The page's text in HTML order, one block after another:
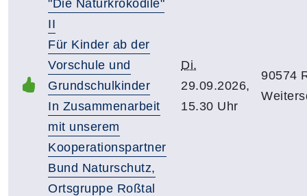
"Die Naturkrokodile"
II
Für Kinder ab der
Vorschule und
Grundschulkinder
In Zusammenarbeit
mit unserem
Kooperationspartner
Bund Naturschutz,
Ortsgruppe Roßtal
Di.
29.09.2026,
15.30 Uhr
90574